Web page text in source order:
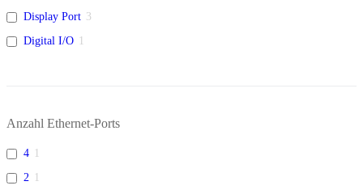
Display Port 3
Digital I/O 1
Anzahl Ethernet-Ports
4 1
2 1